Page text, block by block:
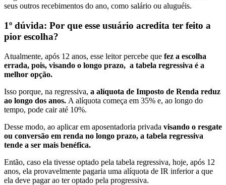
seus outros recebimentos do ano, como salário ou aluguéis.
1º dúvida: Por que esse usuário acredita ter feito a
pior escolha?
Atualmente, após 12 anos, esse leitor percebe que fez a escolha
errada, pois, visando o longo prazo, a tabela regressiva é a
melhor opção.
Isso porque, na regressiva, a alíquota de Imposto de Renda reduz
ao longo dos anos. A alíquota começa em 35% e, ao longo do
tempo, pode cair até 10%.
Desse modo, ao aplicar em aposentadoria privada visando o resgate
ou conversão em renda no longo prazo, a tabela regressiva
tende a ser mais benéfica.
Então, caso ela tivesse optado pela tabela regressiva, hoje, após 12
anos, ela provavelmente pagaria uma alíquota de IR inferior a que
ela deve pagar ao ter optado pela progressiva.